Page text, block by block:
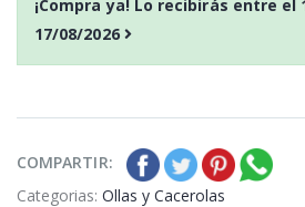
¡Compra ya! Lo recibirás entre el
17/08/2026
COMPARTIR:
Categorias: Ollas y Cacerolas